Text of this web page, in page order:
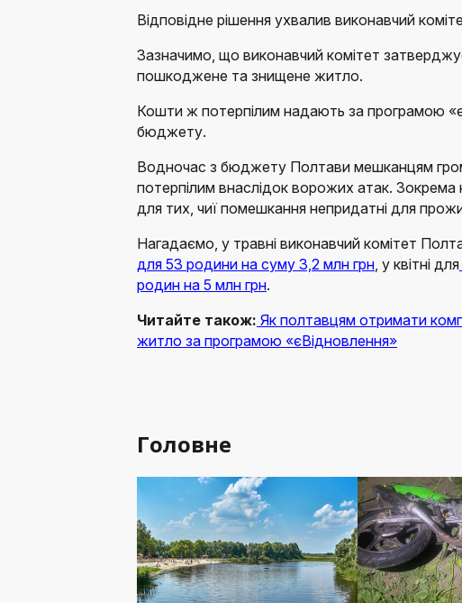
Відповідне рішення ухвалив виконавчий
Зазначимо, що виконавчий комітет
пошкоджене та знищене житло.
Кошти ж потерпілим надають за програмою
бюджету.
Водночас з бюджету Полтави мешканцям
потерпілим внаслідок ворожих атак.
для тих, чиї помешкання непридатні для
Нагадаємо, у травні виконавчий комітет
для 53 родини на суму 3,2 млн грн , у квітні для
родин на 5 млн грн.
Читайте також: Як полтавцям отримати
житло за програмою «єВідновлення»
Головне